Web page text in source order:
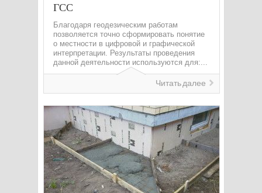
ГСС
Благодаря геодезическим работам
позволяется точно сформировать понятие
о местности в цифровой и графической
интерпретации. Результаты проведения
данной деятельности используются для:...
Читать далее